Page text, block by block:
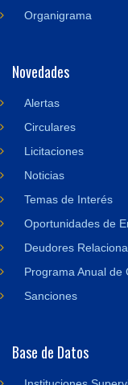
Organigrama
Novedades
Alertas
Circulares
Licitaciones
Noticias
Temas de Interés
Oportunidades de
Deudores
Programa Anual de
Sanciones
Base de Datos